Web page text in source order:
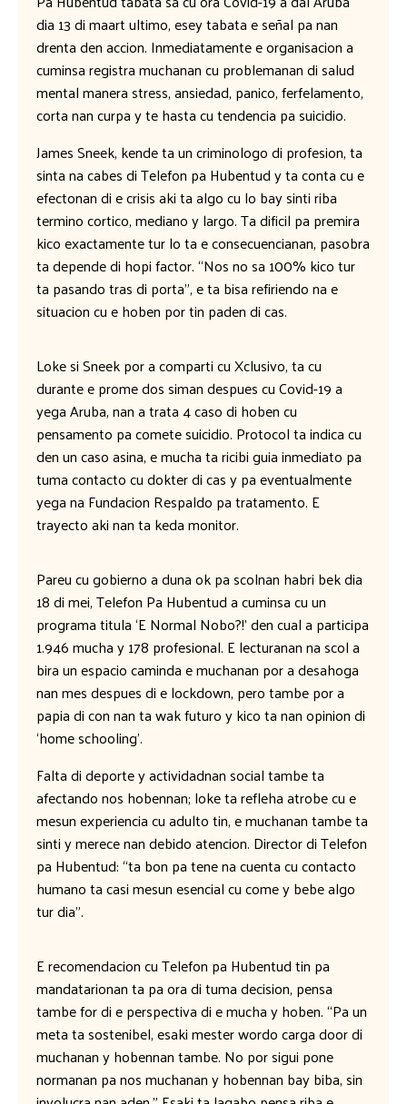
dia 13 di maart ultimo, esey tabata e señal pa nan
drenta den accion. Inmediatamente e organisacion a
cuminsa registra muchanan cu problemanan di salud
mental manera stress, ansiedad, panico, ferfelamento,
corta nan curpa y te hasta cu tendencia pa suicidio.
James Sneek, kende ta un criminologo di profesion, ta
sinta na cabes di Telefon pa Hubentud y ta conta cu e
efectonan di e crisis aki ta algo cu lo bay sinti riba
termino cortico, mediano y largo. Ta dificil pa premira
kico exactamente tur lo ta e consecuencianan, pasobra
ta depende di hopi factor. “Nos no sa 100% kico tur
ta pasando tras di porta”, e ta bisa refiriendo na e
situacion cu e hoben por tin paden di cas.
Loke si Sneek por a comparti cu Xclusivo, ta cu
durante e prome dos siman despues cu Covid-19 a
yega Aruba, nan a trata 4 caso di hoben cu
pensamento pa comete suicidio. Protocol ta indica cu
den un caso asina, e mucha ta ricibi guia inmediato pa
tuma contacto cu dokter di cas y pa eventualmente
yega na Fundacion Respaldo pa tratamento. E
trayecto aki nan ta keda monitor.
Pareu cu gobierno a duna ok pa scolnan habri bek dia
18 di mei, Telefon Pa Hubentud a cuminsa cu un
programa titula ‘E Normal Nobo?!’ den cual a participa
1.946 mucha y 178 profesional. E lecturanan na scol a
bira un espacio caminda e muchanan por a desahoga
nan mes despues di e lockdown, pero tambe por a
papia di con nan ta wak futuro y kico ta nan opinion di
‘home schooling’.
Falta di deporte y actividadnan social tambe ta
afectando nos hobennan; loke ta refleha atrobe cu e
mesun experiencia cu adulto tin, e muchanan tambe ta
sinti y merece nan debido atencion. Director di Telefon
pa Hubentud: “ta bon pa tene na cuenta cu contacto
humano ta casi mesun esencial cu come y bebe algo
tur dia”.
E recomendacion cu Telefon pa Hubentud tin pa
mandatarionan ta pa ora di tuma decision, pensa
tambe for di e perspectiva di e mucha y hoben. “Pa un
meta ta sostenibel, esaki mester wordo carga door di
muchanan y hobennan tambe. No por sigui pone
normanan pa nos muchanan y hobennan bay biba, sin